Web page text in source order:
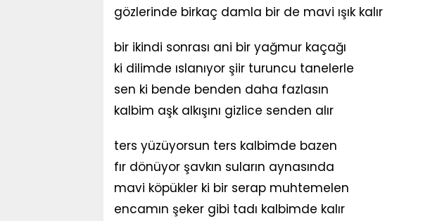
gözlerinde birkaç damla bir de mavi ışık kalır
bir ikindi sonrası ani bir yağmur kaçağı
ki dilimde ıslanıyor şiir turuncu tanelerle
sen ki bende benden daha fazlasın
kalbim aşk alkışını gizlice senden alır
ters yüzüyorsun ters kalbimde bazen
fır dönüyor şavkın suların aynasında
mavi köpükler ki bir serap muhtemelen
encamın şeker gibi tadı kalbimde kalır